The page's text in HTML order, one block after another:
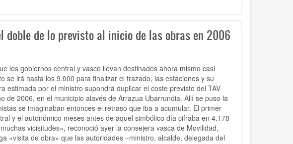
doble de lo previsto al inicio de las obras en 2006
los gobiernos central y vasco llevan destinados ahora mismo casi
se irá hasta los 9.000 para finalizar el trazado, las estaciones y su
estimada por el ministro supondrá duplicar el coste previsto del TAV
de 2006, en el municipio alavés de Arrazua Ubarrundia. Allí se puso la
se imaginaban entonces el retraso que iba a acumular. El primer
y el autonómico meses antes de aquel simbólico día cifraba en 4.178
vicisitudes», reconoció ayer la consejera vasca de Movilidad,
«visita de obra» que las autoridades –ministro, alcalde, delegada del